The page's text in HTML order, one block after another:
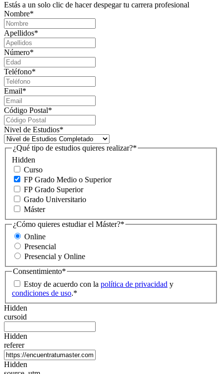
Estás a un solo clic de hacer despegar tu carrera profesional
Nombre*
Apellidos*
Número*
Teléfono*
Email*
Código Postal*
Nivel de Estudios*
Hidden
¿Qué tipo de estudios quieres realizar?*
Curso
FP Grado Medio o Superior
FP Grado Superior
Grado Universitario
Máster
¿Cómo quieres estudiar el Máster?*
Online
Presencial
Presencial y Online
Consentimiento*
Estoy de acuerdo con la política de privacidad y
condiciones de uso.*
Hidden
cursoid
Hidden
referer
Hidden